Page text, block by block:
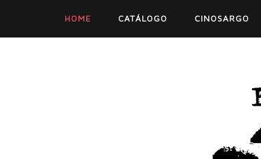
HOME CATÁLOGO CINOSARGO